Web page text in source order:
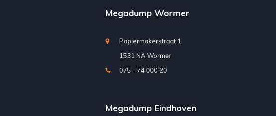
Megadump Wormer
Papiermakerstraat 1
1531 NA Wormer
075 - 74 000 20
Megadump Eindhoven